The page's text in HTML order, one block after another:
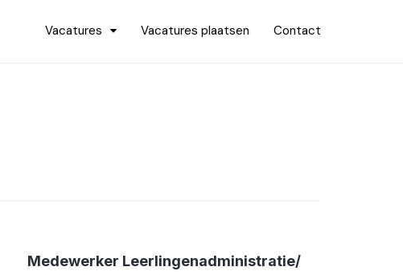
Vacatures Vacatures plaatsen Contact
Medewerker Leerlingenadministratie/